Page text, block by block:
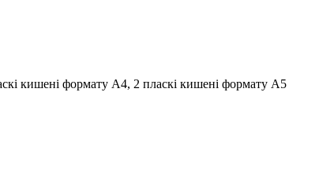
кишені формату А4, 2 пласкі кишені формату А5